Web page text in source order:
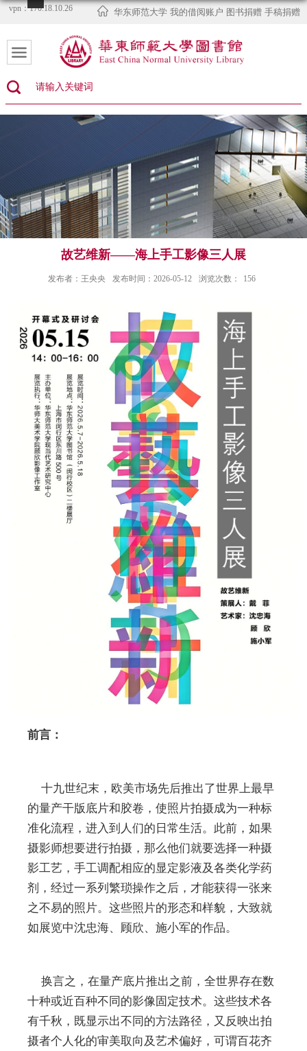
vpn：170.18.10.26 华东师范大学 我的借阅账户 图书捐赠 手稿捐赠
故艺维新——海上手工影像三人展
发布者：王央央 发布时间：2026-05-12 浏览次数： 156
前言：
十九世纪末，欧美市场先后推出了世界上最早
的量产干版底片和胶卷，使照片拍摄成为一种标
准化流程，进入到人们的日常生活。此前，如果
摄影师想要进行拍摄，那么他们就要选择一种摄
影工艺，手工调配相应的显定影液及各类化学药
剂，经过一系列繁琐操作之后，才能获得一张来
之不易的照片。这些照片的形态和样貌，大致就
如展览中沈忠海、顾欣、施小军的作品。
换言之，在量产底片推出之前，全世界存在数
十种或近百种不同的影像固定技术。这些技术各
有千秋，既显示出不同的方法路径，又反映出拍
摄者个人化的审美取向及艺术偏好，可谓百花齐